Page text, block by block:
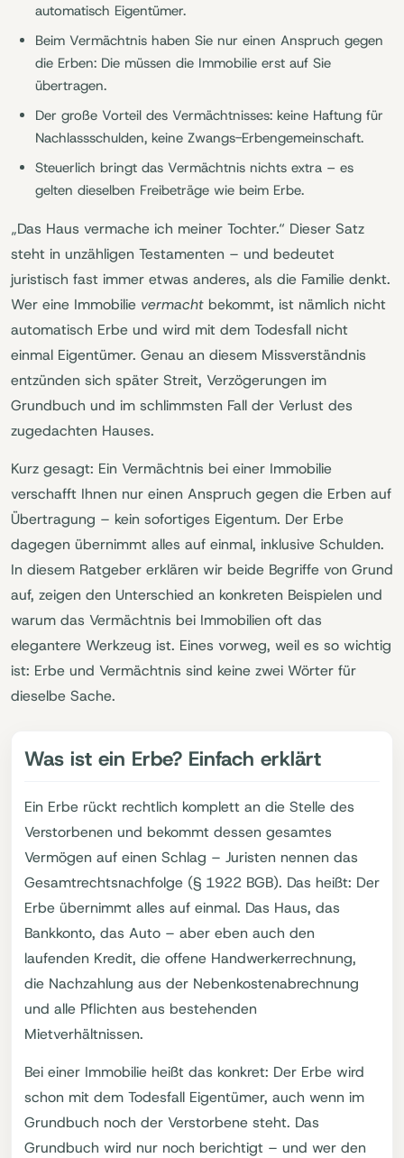
automatisch Eigentümer.
Beim Vermächtnis haben Sie nur einen Anspruch gegen
die Erben: Die müssen die Immobilie erst auf Sie
übertragen.
Der große Vorteil des Vermächtnisses: keine Haftung für
Nachlassschulden, keine Zwangs-Erbengemeinschaft.
Steuerlich bringt das Vermächtnis nichts extra – es
gelten dieselben Freibeträge wie beim Erbe.
„Das Haus vermache ich meiner Tochter.“ Dieser Satz
steht in unzähligen Testamenten – und bedeutet
juristisch fast immer etwas anderes, als die Familie denkt.
Wer eine Immobilie vermacht bekommt, ist nämlich nicht
automatisch Erbe und wird mit dem Todesfall nicht
einmal Eigentümer. Genau an diesem Missverständnis
entzünden sich später Streit, Verzögerungen im
Grundbuch und im schlimmsten Fall der Verlust des
zugedachten Hauses.
Kurz gesagt: Ein Vermächtnis bei einer Immobilie
verschafft Ihnen nur einen Anspruch gegen die Erben auf
Übertragung – kein sofortiges Eigentum. Der Erbe
dagegen übernimmt alles auf einmal, inklusive Schulden.
In diesem Ratgeber erklären wir beide Begriffe von Grund
auf, zeigen den Unterschied an konkreten Beispielen und
warum das Vermächtnis bei Immobilien oft das
elegantere Werkzeug ist. Eines vorweg, weil es so wichtig
ist: Erbe und Vermächtnis sind keine zwei Wörter für
dieselbe Sache.
Was ist ein Erbe? Einfach erklärt
Ein Erbe rückt rechtlich komplett an die Stelle des
Verstorbenen und bekommt dessen gesamtes
Vermögen auf einen Schlag – Juristen nennen das
Gesamtrechtsnachfolge (§ 1922 BGB). Das heißt: Der
Erbe übernimmt alles auf einmal. Das Haus, das
Bankkonto, das Auto – aber eben auch den
laufenden Kredit, die offene Handwerkerrechnung,
die Nachzahlung aus der Nebenkostenabrechnung
und alle Pflichten aus bestehenden
Mietverhältnissen.
Bei einer Immobilie heißt das konkret: Der Erbe wird
schon mit dem Todesfall Eigentümer, auch wenn im
Grundbuch noch der Verstorbene steht. Das
Grundbuch wird nur noch berichtigt – und wer den